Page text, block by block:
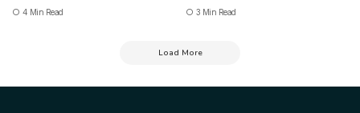
4 Min Read 3 Min Read
Load More